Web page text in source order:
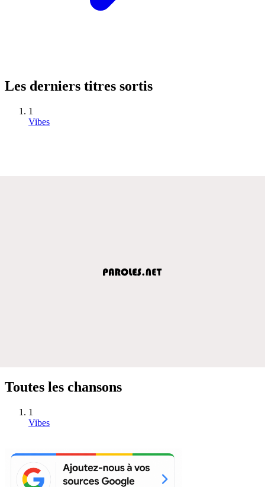
Les derniers titres sortis
1
Vibes
Toutes les chansons
1
Vibes